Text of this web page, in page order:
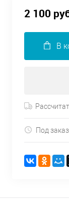
2 100
В
Под заказ